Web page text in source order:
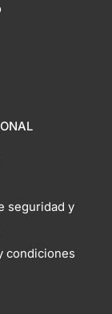
seguridad y
condiciones